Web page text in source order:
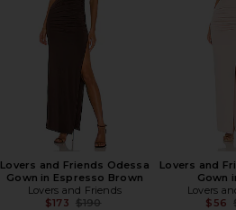
Lovers and Friends Odessa
Gown in Espresso Brown
Lovers and Friends
$173 Previous price:
$190
Lovers and
Gown
Lovers
$56